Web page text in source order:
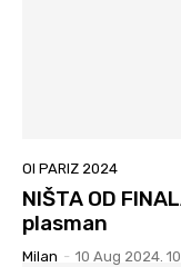
OI PARIZ 2024
NIŠTA OD
plasman
Milan - 10 Aug 2024.